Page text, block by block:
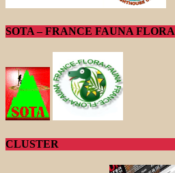
SOTA – FRANCE FAUNA FLORA
CLUSTER